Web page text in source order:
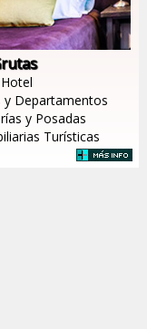
y Departamentos
y Posadas
Turísticas